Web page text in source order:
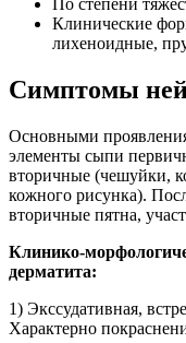
По степени
Клинические
лихеноидные,
Симптомы
Основными
элементы сыпи
вторичные (чешуйки,
кожного рисунка).
вторичные пятна,
Клинико-
дерматита:
1) Экссудативная,
Характерно